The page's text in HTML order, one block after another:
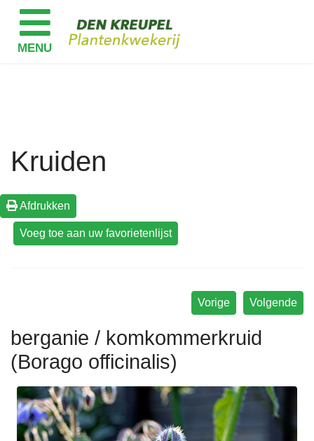
Kruiden
Afdrukken
Volgende
Vorige
berganie / komkommerkruid
(Borago officinalis)